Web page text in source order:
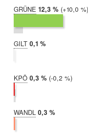
GRÜNE 2019:
12,3 %
2017:
2,3 %
Differenz:
+10,0 %
GILT 2019:
0,1 %
KPÖ 2019:
0,3 %
2017:
0,5 %
Differenz:
-0,2 %
WANDL 2019:
0,3 %